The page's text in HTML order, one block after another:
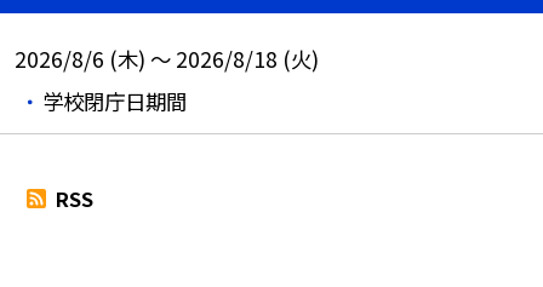
2026/8/6 (木) ～ 2026/8/18 (火)
学校閉庁日期間
RSS